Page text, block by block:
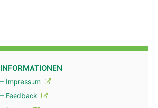
INFORMATIONEN
– Impressum
– Feedback